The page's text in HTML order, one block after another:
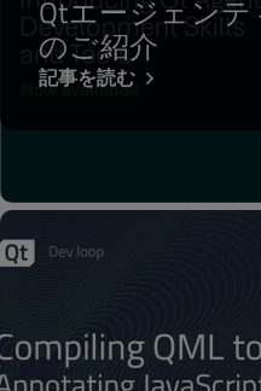
Qtエージェン
のご紹介
記事を読む